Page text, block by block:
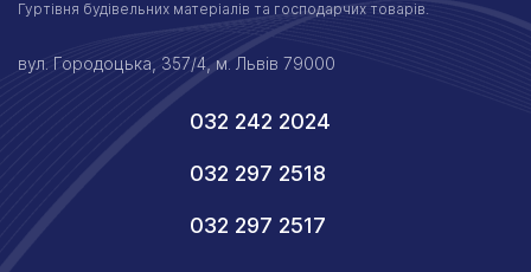
Гуртівня будівельних матеріалів та господарчих товарів.
вул. Городоцька, 357/4, м. Львів 79000
032 242 2024
032 297 2518
032 297 2517